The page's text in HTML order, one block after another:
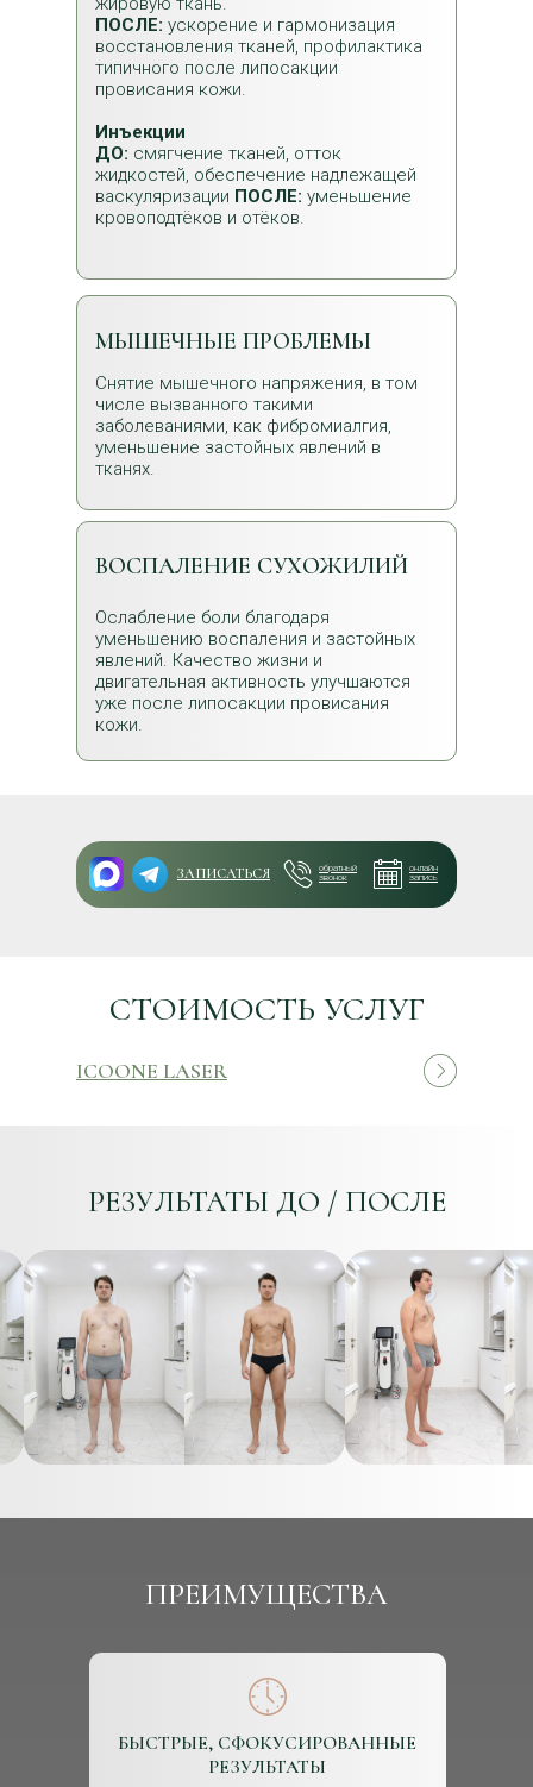
ВОСПАЛЕНИЕ СУХОЖИЛИЙ
Ослабление боли благодаря
уменьшению воспаления и застойных
явлений. Качество жизни и
двигательная активность улучшаются
уже после липосакции провисания
кожи.
Снятие мышечного напряжения, в том
числе вызванного такими
заболеваниями, как фибромиалгия,
уменьшение застойных явлений в
тканях.
МЫШЕЧНЫЕ ПРОБЛЕМЫ
ПОСЛЕ: ускорение и гармонизация
восстановления тканей, профилактика
типичного после липосакции
провисания кожи.
Инъекции
ДО: смягчение тканей, отток
жидкостей, обеспечение надлежащей
васкуляризации ПОСЛЕ: уменьшение
кровоподтёков и отёков.
онлайн
запись
обратный
звонок
ЗАПИСАТЬСЯ
СТОИМОСТЬ УСЛУГ
ICOONE LASER
РЕЗУЛЬТАТЫ ДО / ПОСЛЕ
БЫСТРЫЕ, СФОКУСИРОВАННЫЕ
РЕЗУЛЬТАТЫ
ПРЕИМУЩЕСТВА